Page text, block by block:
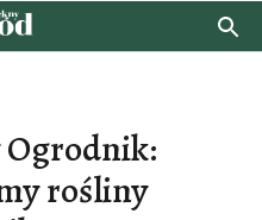
rośliny